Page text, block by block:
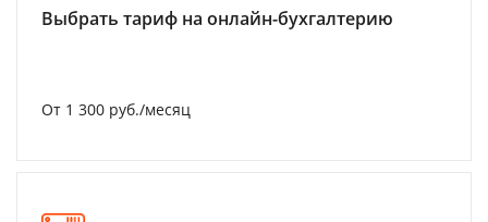
Выбрать тариф на онлайн-бухгалтерию
От 1 300 руб./месяц